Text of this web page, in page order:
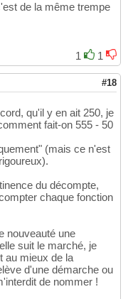
de la même trempe
1
1
#18
qu'il y en ait 250, je
fait-on 555 - 50
(mais ce n'est
du décompte,
chaque fonction
nouveauté une
suit le marché, je
au mieux de la
d'une démarche ou
de nommer !